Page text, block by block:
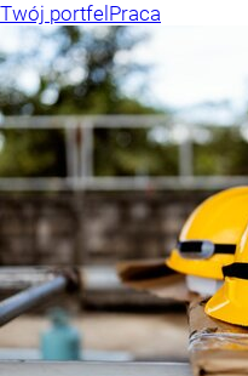
Twój portfel Praca